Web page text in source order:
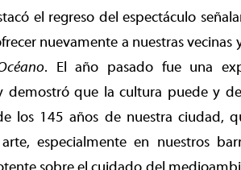
el regreso del espectáculo
nuevamente a nuestras vecinas
. El año pasado fue una
demostró que la cultura puede y
los 145 años de nuestra ciudad,
especialmente en nuestros